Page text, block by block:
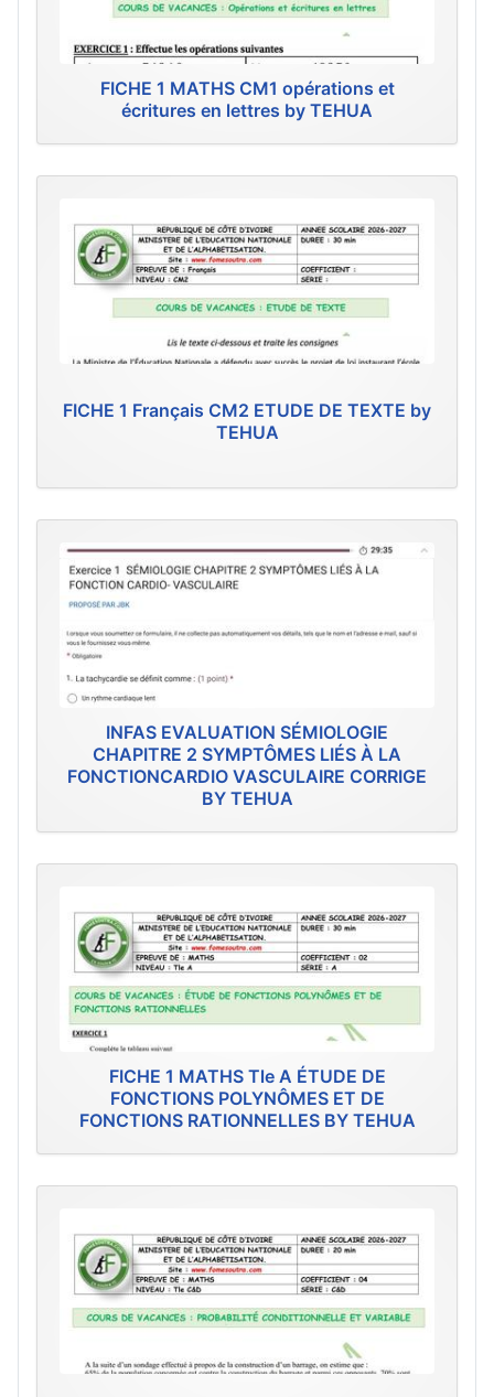
FICHE 1 MATHS CM1 opérations et
écritures en lettres by TEHUA
FICHE 1 Français CM2 ETUDE DE TEXTE by
TEHUA
INFAS EVALUATION SÉMIOLOGIE
CHAPITRE 2 SYMPTÔMES LIÉS À LA
FONCTIONCARDIO VASCULAIRE CORRIGE
BY TEHUA
FICHE 1 MATHS Tle A ÉTUDE DE
FONCTIONS POLYNÔMES ET DE
FONCTIONS RATIONNELLES BY TEHUA